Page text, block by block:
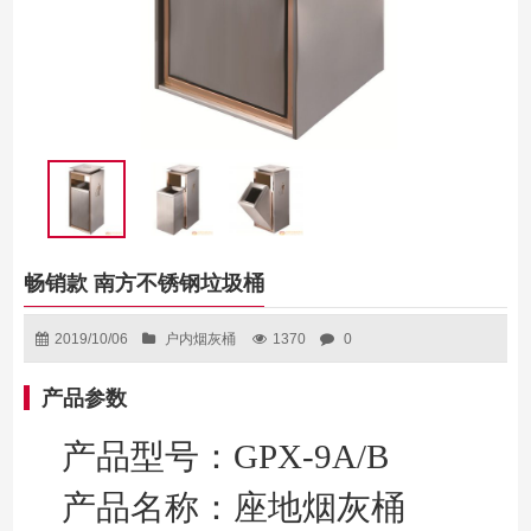
畅销款 南方不锈钢垃圾桶
2019/10/06 户内烟灰桶 1370 0
产品参数
产品型号：GPX-9A/B
产品名称：座地烟灰桶